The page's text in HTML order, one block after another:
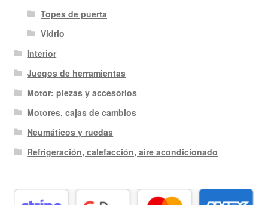
Topes de puerta
Vidrio
Interior
Juegos de herramientas
Motor: piezas y accesorios
Motores, cajas de cambios
Neumáticos y ruedas
Refrigeración, calefacción, aire acondicionado